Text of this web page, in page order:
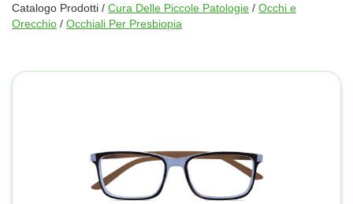
Catalogo Prodotti / Cura Delle Piccole Patologie / Occhi e
Orecchio / Occhiali Per Presbiopia